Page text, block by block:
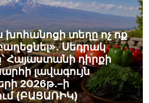
խոհանոցի տեղը ոչ ոք
Սեդրակ
Հայաստանի դիրքի
լավագույն
2026թ․–ի
(ԲԱՑԱՌԻԿ)